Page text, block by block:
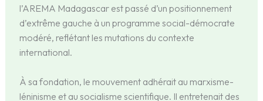
l’AREMA Madagascar est passé d’un positionnement
d’extrême gauche à un programme social-démocrate
modéré, reflétant les mutations du contexte
international.
À sa fondation, le mouvement adhérait au marxisme-
léninisme et au socialisme scientifique. Il entretenait des